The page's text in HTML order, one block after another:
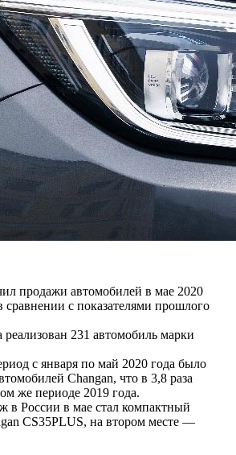
продажи автомобилей в мае 2020
сравнении с показателями прошлого
реализован 231 автомобиль марки
с января по май 2020 года было
Changan, что в 3,8 раза
же периоде 2019 года.
в России в мае стал компактный
CS35PLUS, на втором месте —